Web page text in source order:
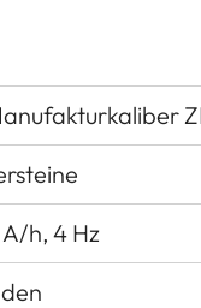
h, 4 Hz